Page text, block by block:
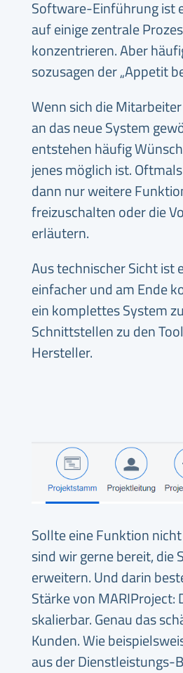
Software-Einführung ist
auf einige zentrale
konzentrieren. Aber
sozusagen der„Appetit
Wenn sich die
an das neue System
entstehen häufig
jenes möglich ist.
dann nur weitere
freizuschalten oder die
erläutern.
Aus technischer Sicht ist
einfacher und am Ende
ein komplettes System
Schnittstellen zu den
Hersteller.
Sollte eine Funktion
sind wir gerne bereit, die
erweitern. Und darin
Stärke von MARIProject:
skalierbar.Genau das
Kunden.Wie
aus der Dienstleistungs-